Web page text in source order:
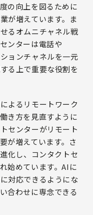
の向上を図るために
が増えています。ま
るオムニチャネル戦
ンターは電話や
ョンチャネルを一元
る上で重要な役割を
よるリモートワーク
き方を見直すように
センターがリモート
が増えています。さ
化し、コンタクトセ
始めています。AIに
対応できるようにな
合わせに専念できる